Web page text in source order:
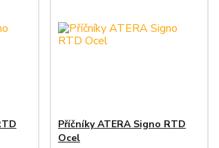
Příčníky ATERA Signo RTD
Ocel